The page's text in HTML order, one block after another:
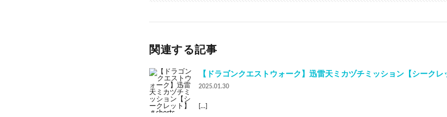
関連する記事
【ドラゴンクエストウォーク】迅雷天ミカヅチミッション【シークレ
2025.01.30
[…]